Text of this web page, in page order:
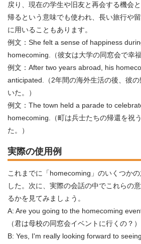
戻り、現在の学生や旧友と再会する機会
帰るという意味でも使われ、長い旅行や
に用いることもあります。
例文：She felt a sense of happiness
homecoming.（彼女は大学の同窓会で幸
例文：After two years abroad, his
anticipated.（2年間の海外生活の後、彼
いた。）
例文：The town held a parade to
homecoming.（町は兵士たちの帰還を祝
た。）
実際の使用例
これまでに「homecoming」のいくつか
した。次に、実際の会話の中でこれらの
るかを見てみましょう。
A: Are you going to the homecoming
（君は母校の同窓会イベントに行くの？）
B: Yes, I'm really looking forward to